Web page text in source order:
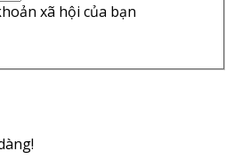
xã hội của bạn